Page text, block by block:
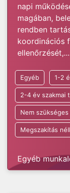
napi
magában,
rendben
koordinációs
ellenőrzését,...
Egyéb 1-2
2-4 év szakmai
Nem
Megszakítás
Egyéb